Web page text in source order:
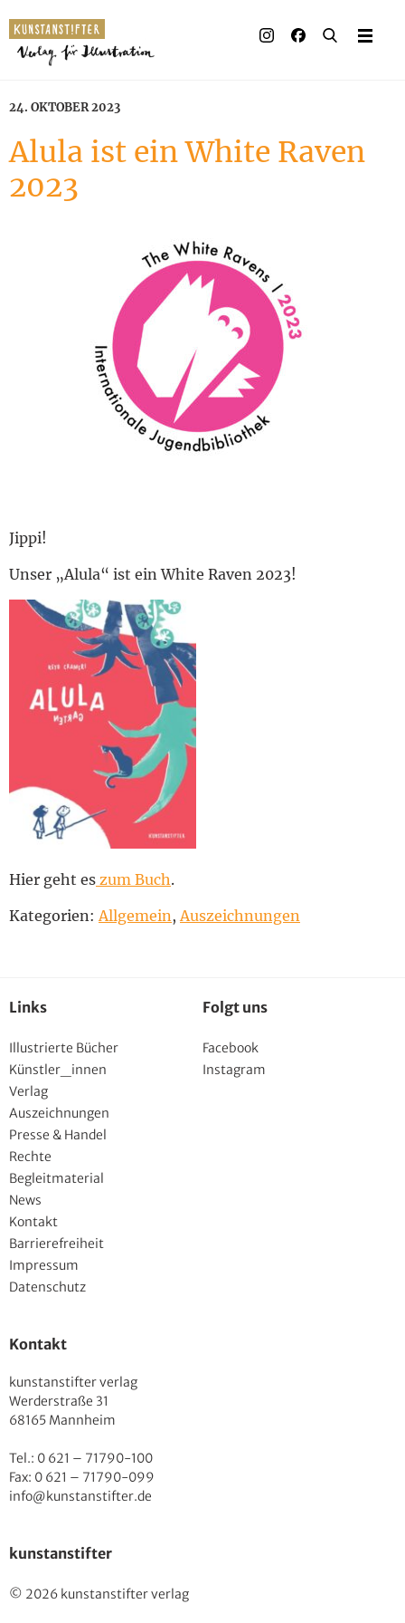
24. OKTOBER 2023
Alula ist ein White Raven
2023
Jippi!
Unser „Alula“ ist ein White Raven 2023!
Hier geht es zum Buch.
Kategorien: Allgemein , Auszeichnungen
Links
Illustrierte Bücher
Künstler_innen
Verlag
Auszeichnungen
Presse & Handel
Rechte
Begleitmaterial
News
Kontakt
Barrierefreiheit
Impressum
Datenschutz
Folgt uns
Facebook
Instagram
Kontakt
kunstanstifter verlag
Werderstraße 31
68165 Mannheim
Tel.: 0 621 – 71790-100
Fax: 0 621 – 71790-099
info@kunstanstifter.de
kunstanstifter
© 2026 kunstanstifter verlag
Verlag
Rechte
Begleitmaterial
Kontakt
English